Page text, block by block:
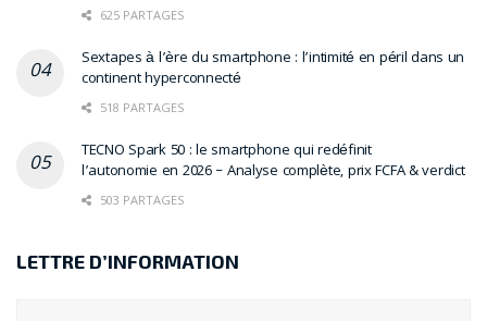
625 PARTAGES
Sextapes à l’ère du smartphone : l’intimité en péril dans un
continent hyperconnecté
518 PARTAGES
TECNO Spark 50 : le smartphone qui redéfinit
l’autonomie en 2026 – Analyse complète, prix FCFA & verdict
503 PARTAGES
LETTRE D’INFORMATION